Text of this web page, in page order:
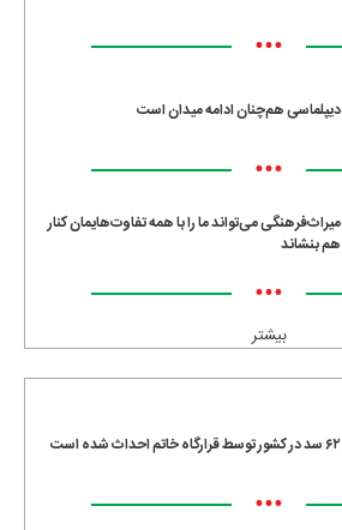
•••
دیپلماسی هم‌چنان ادامه میدان است
•••
میراث‌فرهنگی می‌تواند ما را با همه تفاوت‌هایمان کنار
هم بنشاند
•••
بیشتر
۶۲ سد در کشور توسط قرارگاه خاتم احداث شده است
•••